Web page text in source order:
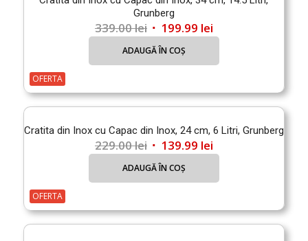
Grunberg
339.00lei Prețul
inițial
339.00 lei.
199.99 leiPrețul
curent
este:
ADAUGĂ ÎN COȘ
OFERTA
Cratita din Inox cu Capac din Inox, 24 cm, 6 Litri, Grunberg
229.00lei Prețul
inițial
229.00 lei.
139.99 leiPrețul
curent
este:
ADAUGĂ ÎN COȘ
OFERTA